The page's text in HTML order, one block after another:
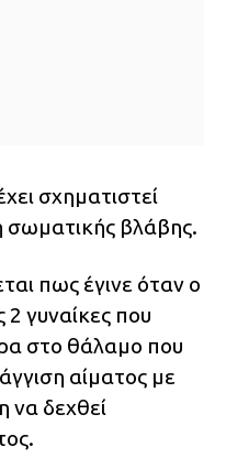
σχηματιστεί
σωματικής βλάβης.
πως έγινε όταν ο
γυναίκες που
στο θάλαμο που
αίματος με
να δεχθεί